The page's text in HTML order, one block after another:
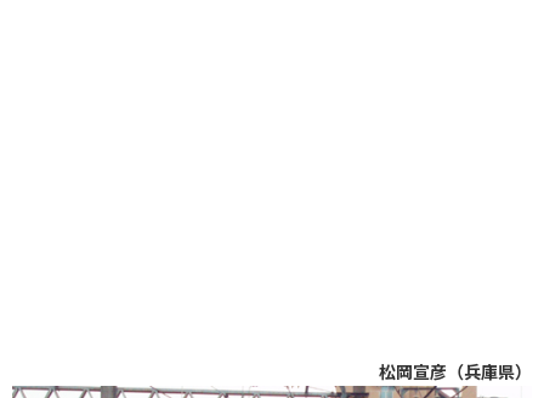
松岡宣彦（兵庫県）